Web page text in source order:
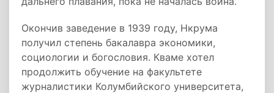
Окончив заведение в 1939 году, Нкрума
получил степень бакалавра экономики,
социологии и богословия. Кваме хотел
продолжить обучение на факультете
журналистики Колумбийского университета,